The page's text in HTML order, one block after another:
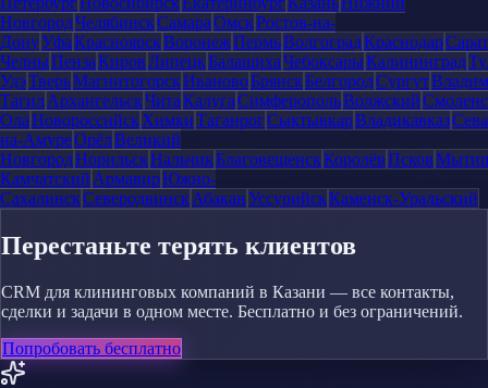
НовгородЧелябинскСамараОмскРостов-на-
ДонуУфаКрасноярскВоронежПермьВолгоградКраснодар
ЧелныПензаКировЛипецкБалашихаЧебоксарыКалининград
УдэТверьМагнитогорскИвановоБрянскБелгородСургут
ТагилАрхангельскЧитаКалугаСимферопольВолжский
ОлаНовороссийскХимкиТаганрогСыктывкарВладикавказ
на-АмуреОрёлВеликий
НовгородНорильскНальчикБлаговещенскКоролёвПсков
Камчатский АрмавирЮжно-
СахалинскСеверодвинскАбаканУссурийскКаменск-Уральский
Перестаньте терять клиентов
CRM для клининговых компаний в Казани — все контакты,
сделки и задачи в одном месте. Бесплатно и без ограничений.
Попробовать бесплатно